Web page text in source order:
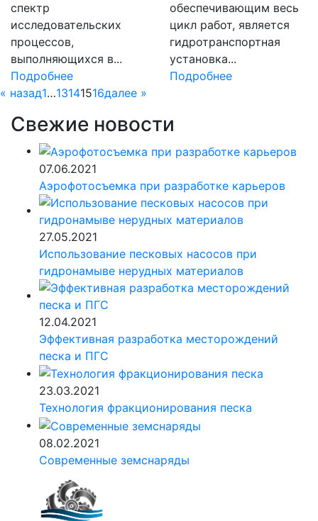
спектр
исследовательских
процессов,
выполняющихся в...
Подробнее
обеспечивающим весь
цикл работ, является
гидротранспортная
установка...
Подробнее
« назад1…13141516далее »
Свежие новости
07.06.2021
Аэрофотосъемка при разработке карьеров
27.05.2021
Использование песковых насосов при
гидронамыве нерудных материалов
12.04.2021
Эффективная разработка месторождений
песка и ПГС
23.03.2021
Технология фракционирования песка
08.02.2021
Современные земснаряды